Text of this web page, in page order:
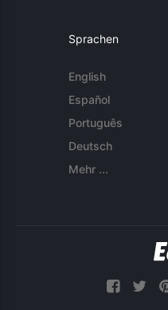
Sprachen
English
Español
Português
Deutsch
Mehr ...